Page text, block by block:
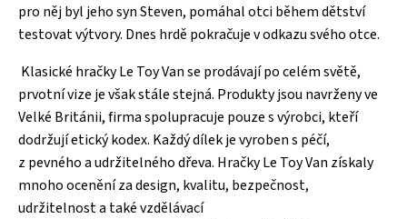
pro něj byl jeho syn Steven, pomáhal otci během dětství
testovat výtvory. Dnes hrdě pokračuje v odkazu svého otce.
Klasické hračky Le Toy Van se prodávají po celém světě,
prvotní vize je však stále stejná. Produkty jsou navrženy ve
Velké Británii, firma spolupracuje pouze s výrobci, kteří
dodržují etický kodex. Každý dílek je vyroben s péčí,
z pevného a udržitelného dřeva. Hračky Le Toy Van získaly
mnoho ocenění za design, kvalitu, bezpečnost,
udržitelnost a také vzdělávací